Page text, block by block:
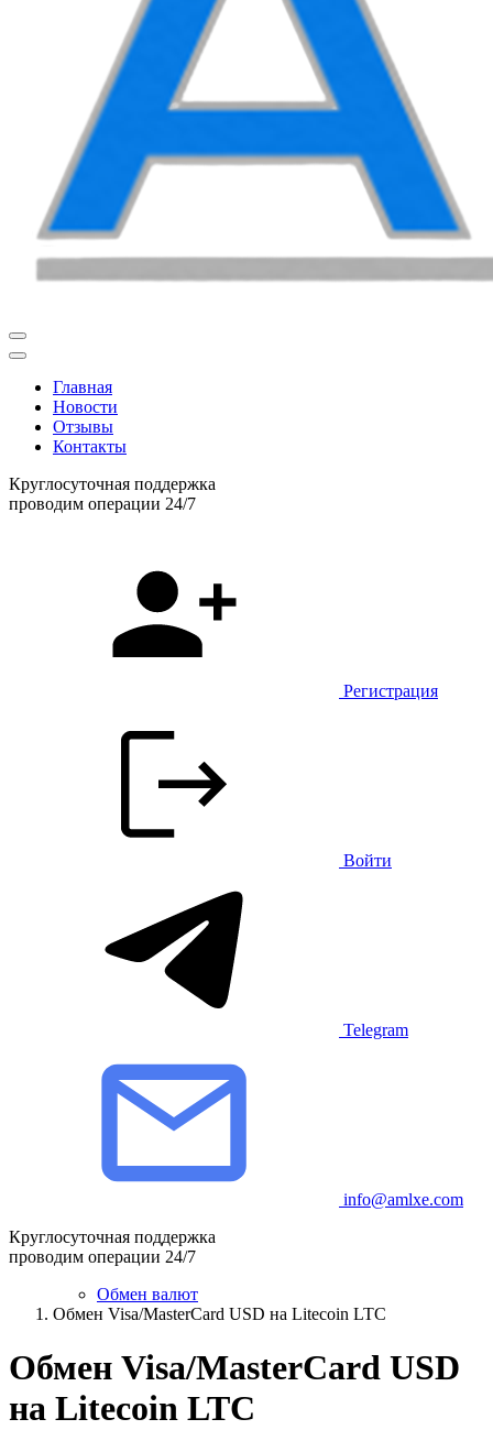
Главная
Новости
Отзывы
Контакты
Круглосуточная поддержка
проводим операции 24/7
Регистрация
Войти
Telegram
info@amlxe.com
Круглосуточная поддержка
проводим операции 24/7
Обмен валют
Обмен Visa/MasterCard USD на Litecoin LTC
Обмен Visa/MasterCard USD
на Litecoin LTC